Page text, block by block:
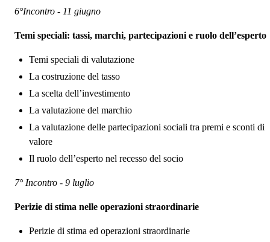
6°Incontro - 11 giugno
Temi speciali: tassi, marchi, partecipazioni e ruolo dell’esperto
Temi speciali di valutazione
La costruzione del tasso
La scelta dell’investimento
La valutazione del marchio
La valutazione delle partecipazioni sociali tra premi e sconti di
valore
Il ruolo dell’esperto nel recesso del socio
7° Incontro - 9 luglio
Perizie di stima nelle operazioni straordinarie
Perizie di stima ed operazioni straordinarie